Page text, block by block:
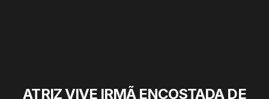
ATRIZ VIVE IRMÃ ENCOSTADA DE